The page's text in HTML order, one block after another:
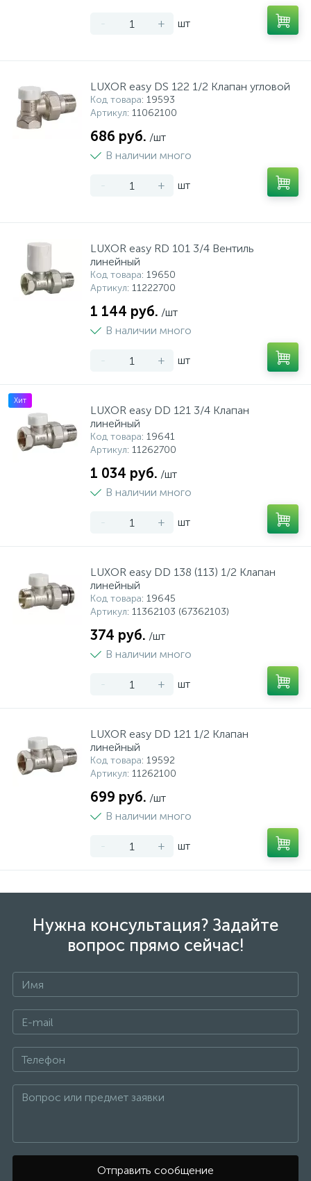
- + шт
LUXOR easy DS 122 1/2 Клапан угловой
Код товара: 19593
Артикул: 11062100
686 руб. /шт
В наличии много
- + шт
LUXOR easy RD 101 3/4 Вентиль
линейный
Код товара: 19650
Артикул: 11222700
1 144 руб. /шт
В наличии много
- + шт
Хит
LUXOR easy DD 121 3/4 Клапан
линейный
Код товара: 19641
Артикул: 11262700
1 034 руб. /шт
В наличии много
- + шт
LUXOR easy DD 138 (113) 1/2 Клапан
линейный
Код товара: 19645
Артикул: 11362103 (67362103)
374 руб. /шт
В наличии много
- + шт
LUXOR easy DD 121 1/2 Клапан
линейный
Код товара: 19592
Артикул: 11262100
699 руб. /шт
В наличии много
- + шт
Нужна консультация? Задайте
вопрос прямо сейчас!
Отправить сообщение